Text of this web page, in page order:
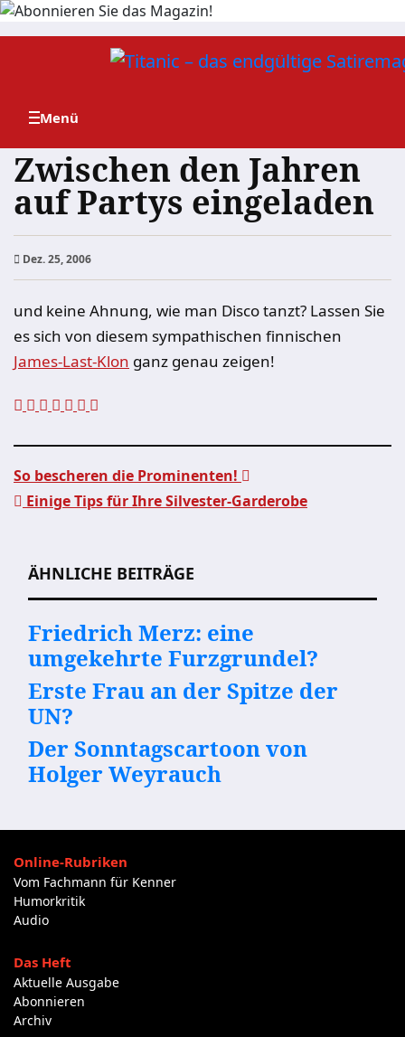
Zum
Zwischen den Jahren
auf Partys eingeladen
Dez. 25, 2006
und keine Ahnung, wie man Disco tanzt? Lassen Sie
es sich von diesem sympathischen finnischen
James-Last-Klon ganz genau zeigen!
So bescheren die Prominenten!
Einige Tips für Ihre Silvester-Garderobe
ÄHNLICHE BEITRÄGE
Friedrich Merz: eine
umgekehrte Furzgrundel?
Erste Frau an der Spitze der
UN?
Der Sonntagscartoon von
Holger Weyrauch
Online-Rubriken
Vom Fachmann für Kenner
Humorkritik
Audio
Das Heft
Aktuelle Ausgabe
Abonnieren
Archiv